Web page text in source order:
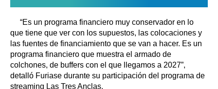
“Es un programa financiero muy conservador en lo
que tiene que ver con los supuestos, las colocaciones y
las fuentes de financiamiento que se van a hacer. Es un
programa financiero que muestra el armado de
colchones, de buffers con el que llegamos a 2027”,
detalló Furiase durante su participación del programa de
streaming Las Tres Anclas.